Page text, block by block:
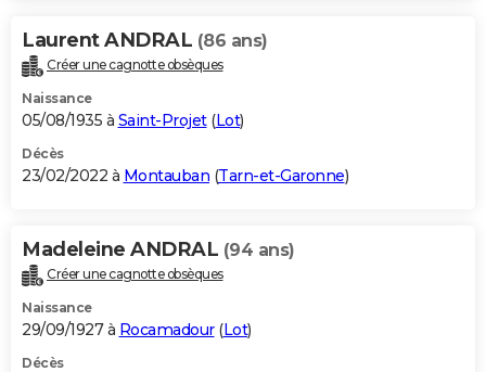
Laurent ANDRAL (86 ans)
Créer une cagnotte obsèques
Naissance
05/08/1935 à Saint-Projet(Lot)
Décès
23/02/2022 à Montauban (Tarn-et-Garonne)
Madeleine ANDRAL (94 ans)
Créer une cagnotte obsèques
Naissance
29/09/1927 à Rocamadour(Lot)
Décès